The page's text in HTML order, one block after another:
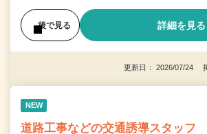
後で見る 詳細を見る
更新日： 2026/07/24
NEW
道路工事などの交通誘導スタッフ